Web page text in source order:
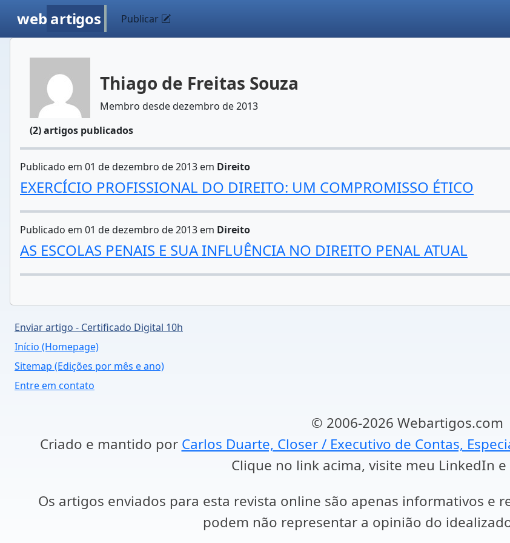
web artigos Publicar
Thiago de Freitas Souza
Membro desde dezembro de 2013
(2) artigos publicados
Publicado em 01 de dezembro de 2013 em Direito
EXERCÍCIO PROFISSIONAL DO DIREITO: UM COMPROMISSO ÉTICO
Publicado em 01 de dezembro de 2013 em Direito
AS ESCOLAS PENAIS E SUA INFLUÊNCIA NO DIREITO PENAL ATUAL
Enviar artigo - Certificado Digital 10h
Início (Homepage)
Sitemap (Edições por mês e ano)
Entre em contato
© 2006-2026 Webartigos.com
Criado e mantido por Carlos Duarte, Closer / Executivo de Contas,
Clique no link acima, visite meu LinkedIn
Os artigos enviados para esta revista online são apenas informativos e
podem não representar a opinião do